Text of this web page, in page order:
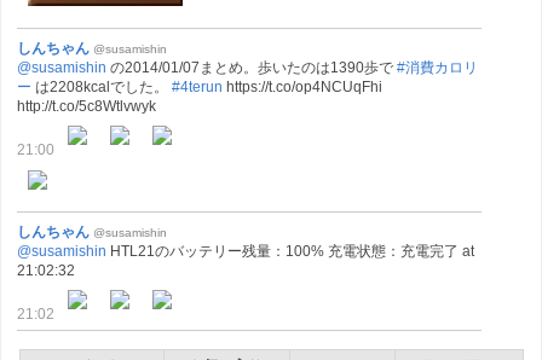
しんちゃん @susamishin
@susamishin の2014/01/07まとめ。歩いたのは1390歩で #消費カロリ
ー は2208kcalでした。 #4terun https://t.co/op4NCUqFhi
http://t.co/5c8Wtlvwyk
21:00
しんちゃん @susamishin
@susamishin HTL21のバッテリー残量：100% 充電状態：充電完了 at
21:02:32
21:02